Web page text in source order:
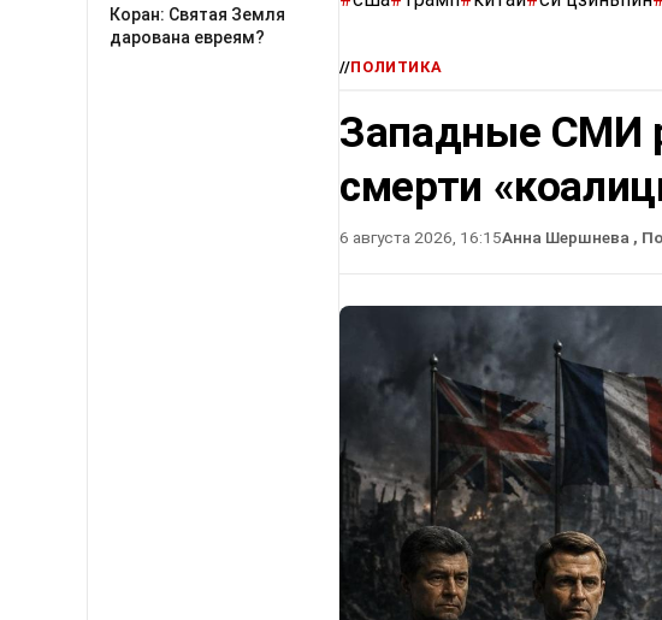
Коран: Святая Земля
дарована евреям?
//ПОЛИТИКА
Западные СМИ
смерти
6 августа 2026, 16:15Анна Шершнева ,